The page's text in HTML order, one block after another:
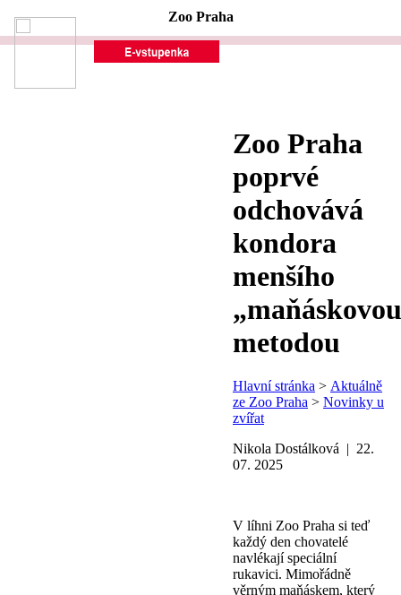
Zoo Praha
Zoo Praha
poprvé
odchovává
kondora
menšího
metodou
Hlavní stránka > Aktuálně
ze Zoo Praha > Novinky u
zvířat
Nikola Dostálková | 22.
07. 2025
V líhni Zoo Praha si teď
každý den chovatelé
navlékají speciální
rukavici. Mimořádně
věrným maňáskem, který